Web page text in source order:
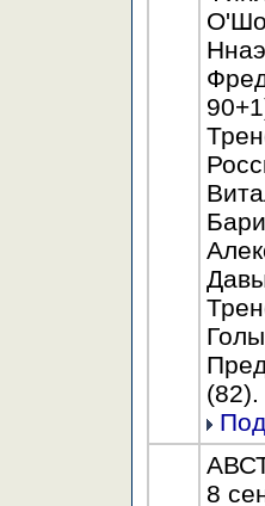
(82).
8